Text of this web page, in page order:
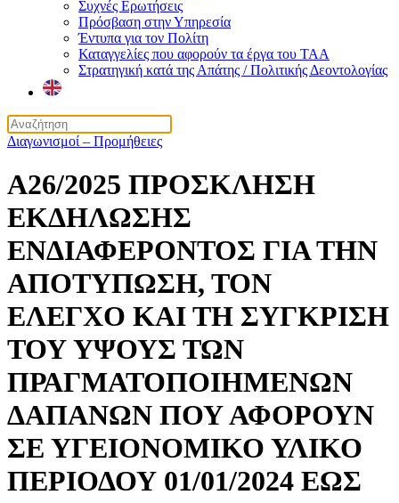
Συχνές Ερωτήσεις
Πρόσβαση στην Υπηρεσία
Έντυπα για τον Πολίτη
Καταγγελίες που αφορούν τα έργα του ΤΑΑ
Στρατηγική κατά της Απάτης / Πολιτικής Δεοντολογίας
Διαγωνισμοί – Προμήθειες
Α26/2025 ΠΡΟΣΚΛΗΣΗ
ΕΚΔΗΛΩΣΗΣ
ΕΝΔΙΑΦΕΡΟΝΤΟΣ ΓΙΑ ΤΗΝ
ΑΠΟΤΥΠΩΣΗ, ΤΟΝ
ΕΛΕΓΧΟ ΚΑΙ ΤΗ ΣΥΓΚΡΙΣΗ
ΤΟΥ ΥΨΟΥΣ ΤΩΝ
ΠΡΑΓΜΑΤΟΠΟΙΗΜΕΝΩΝ
ΔΑΠΑΝΩΝ ΠΟΥ ΑΦΟΡΟΥΝ
ΣΕ ΥΓΕΙΟΝΟΜΙΚΟ ΥΛΙΚΟ
ΠΕΡΙΟΔΟΥ 01/01/2024 ΕΩΣ